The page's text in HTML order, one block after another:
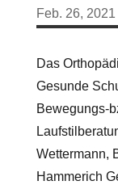
Feb. 26, 2021
Das
Gesunde
Bewegungs-
Wettermann,
Hammerich